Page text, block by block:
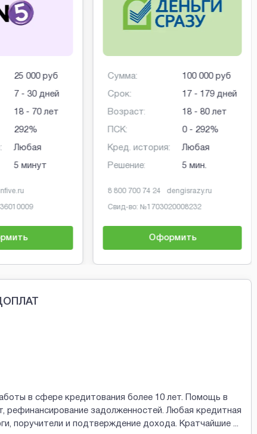
25 000 руб
7 - 30 дней
18 - 70 лет
292%
Любая
5 минут
Сумма:
Срок:
Возраст:
ПСК:
Кред. история:
Решение:
100 000 руб
17 - 179 дней
18 - 80 лет
0 - 292%
Любая
5 мин.
8 800 700 74 24 dengisrazy.ru
Свид-во: №1703020008232
Оформить
в сфере кредитования более 10 лет. Помощь в
рефинансирование задолженностей. Любая кредитная
поручители и подтверждение дохода. Кратчайшие